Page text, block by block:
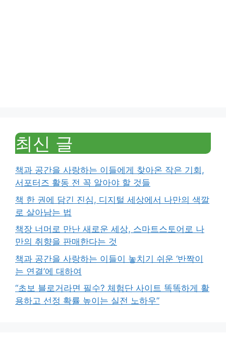
최신 글
책과 공간을 사랑하는 이들에게 찾아온 작은 기회,
서포터즈 활동 전 꼭 알아야 할 것들
책 한 권에 담긴 진심, 디지털 세상에서 나만의 색깔
로 살아남는 법
책장 너머로 만난 새로운 세상, 스마트스토어로 나
만의 취향을 판매한다는 것
책과 공간을 사랑하는 이들이 놓치기 쉬운 ‘반짝이
는 연결’에 대하여
“초보 블로거라면 필수? 체험단 사이트 똑똑하게 활
용하고 선정 확률 높이는 실전 노하우”